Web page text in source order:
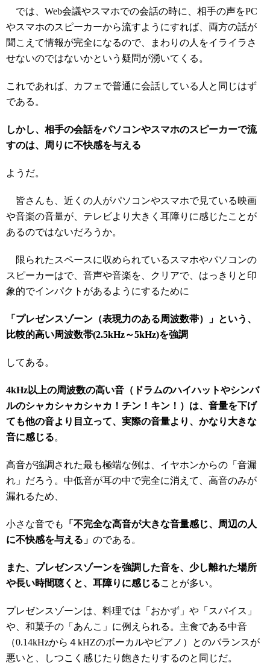
では、Web会議やスマホでの会話の時に、相手の声をPC
やスマホのスピーカーから流すようにすれば、両方の話が
聞こえて情報が完全になるので、まわりの人をイライラさ
せないのではないかという疑問が湧いてくる。
これであれば、カフェで普通に会話している人と同じはず
である。
しかし、相手の会話をパソコンやスマホのスピーカーで流
すのは、周りに不快感を与える
ようだ。
皆さんも、近くの人がパソコンやスマホで見ている映画
や音楽の音量が、テレビより大きく耳障りに感じたことが
あるのではないだろうか。
限られたスペースに収められているスマホやパソコンの
スピーカーはで、音声や音楽を、クリアで、はっきりと印
象的でインパクトがあるようにするために
「プレゼンスゾーン（表現力のある周波数帯）」という、
比較的高い周波数帯(2.5kHz～5kHz)を強調
してある。
4kHz以上の周波数の高い音（ドラムのハイハットやシンバ
ルのシャカシャカシャカ！チン！キン！）は、音量を下げ
ても他の音より目立って、実際の音量より、かなり大きな
音に感じる。
高音が強調された最も極端な例は、イヤホンからの「音漏
れ」だろう。中低音が耳の中で完全に消えて、高音のみが
漏れるため、
小さな音でも
「不完全な高音が大きな音量感じ、周辺の人
に不快感を与える」 のである。
また、プレゼンスゾーンを強調した音を、少し離れた場所
や長い時間聴くと、耳障りに感じることが多い。
プレゼンスゾーンは、料理では「おかず」や「スパイス」
や、和菓子の「あんこ」に例えられる。主食である中音
（0.14kHzから４kHZのボーカルやピアノ）とのバランスが
悪いと、しつこく感じたり飽きたりするのと同じだ。